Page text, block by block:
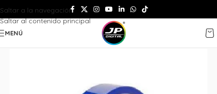
Saltar a la navegación
Saltar al contenido principal
MENÚ